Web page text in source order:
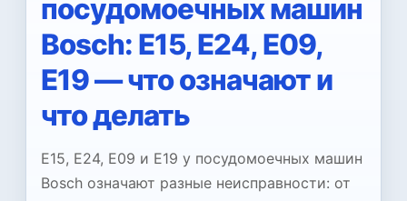
посудомоечных машин
Bosch: E15, E24, E09,
E19 — что означают и
что делать
E15, E24, E09 и E19 у посудомоечных машин
Bosch означают разные неисправности: от